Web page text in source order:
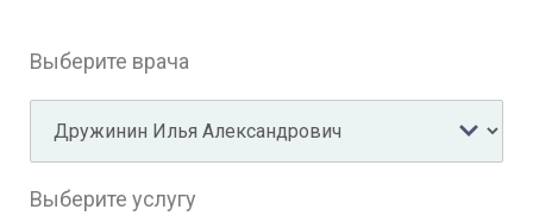
Выберите врача
Выберите услугу